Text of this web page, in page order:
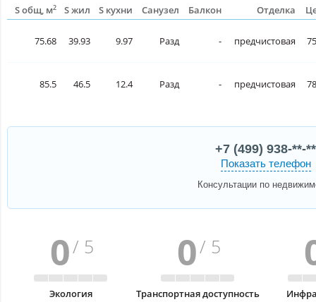
S общ, м2 S жил S кухни Санузел Балкон Отделка
75.68 39.93 9.97 Разд - предчистовая
85.5 46.5 12.4 Разд - предчистовая
+7 (499) 938-**-**
Показать телефон
Консультации по
0/ 5
Экология
0/ 5
Транспортная доступность